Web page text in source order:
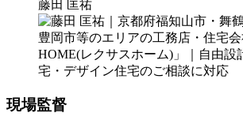
藤田 匡祐
現場監督